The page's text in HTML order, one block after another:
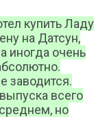
купить Ладу
на Датсун,
иногда очень
заводится.
всего
но